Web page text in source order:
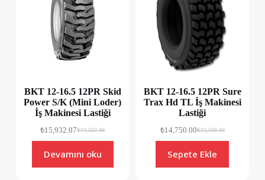
BKT 12-16.5 12PR Skid
Power S/K (Mini Loder)
İş Makinesi Lastiği
₺24,322.96
₺15,932.07
Devamını oku
BKT 12-16.5 12PR Sure
Trax Hd TL İş Makinesi
Lastiği
₺22,500.00
₺14,750.00
Sepete Ekle